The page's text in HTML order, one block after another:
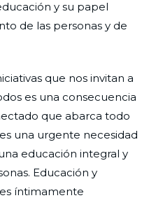
y su papel
de las personas y de
que nos invitan a
es una consecuencia
que abarca todo
una urgente necesidad
educación integral y
Educación y
íntimamente